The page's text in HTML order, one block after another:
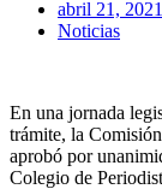
abril 21, 2021
Noticias
En una jornada
trámite, la
aprobó por
Colegio de